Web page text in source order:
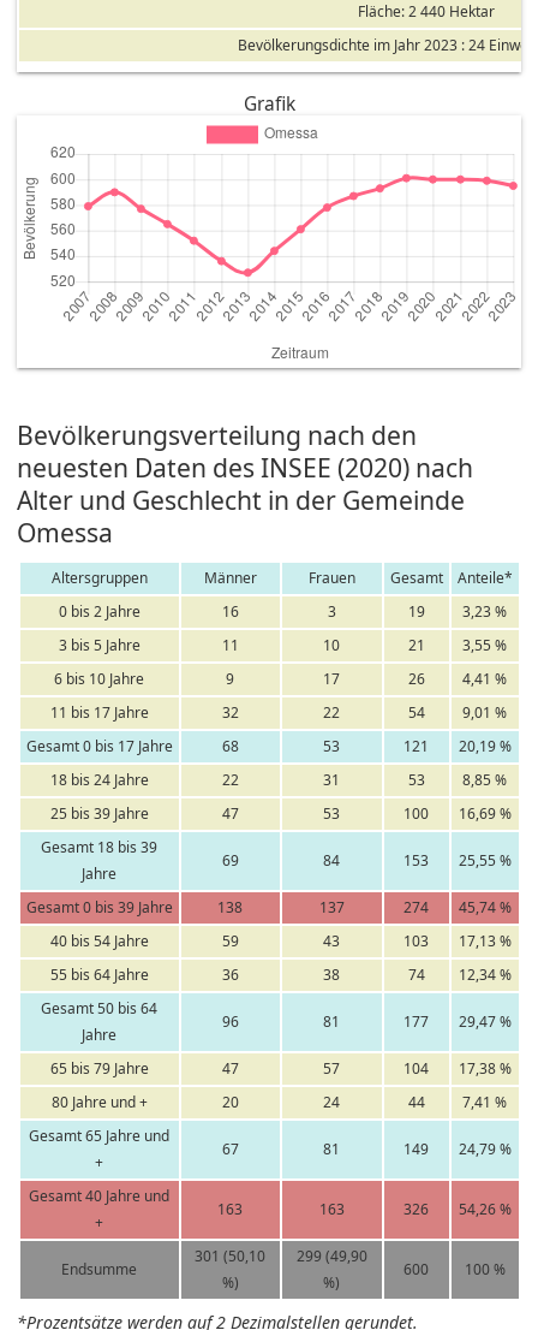
Fläche: 2 440 Hektar
Bevölkerungsdichte im Jahr 2023 : 24
Grafik
Bevölkerungsverteilung nach den
neuesten Daten des INSEE (2020) nach
Alter und Geschlecht in der Gemeinde
Omessa
Altersgruppen Männer Frauen Gesamt
Anteile*
0 bis 2 Jahre
16 3 19
3,23 %
3 bis 5 Jahre
11 10 21
3,55 %
6 bis 10 Jahre
9 17 26
4,41 %
11 bis 17 Jahre
32 22 54
9,01 %
Gesamt 0 bis 17 Jahre
68 53 121
20,19 %
18 bis 24 Jahre
22 31 53
8,85 %
25 bis 39 Jahre
47 53 100
16,69 %
Gesamt 18 bis 39
Jahre
69 84 153 25,55 %
Gesamt 0 bis 39 Jahre 138 137 274
45,74 %
40 bis 54 Jahre
59 43 103
17,13 %
55 bis 64 Jahre
36 38 74
12,34 %
Gesamt 50 bis 64
Jahre
96 81 177 29,47 %
65 bis 79 Jahre 47 57 104
17,38 %
80 Jahre und +
20 24 44
7,41 %
Gesamt 65 Jahre und
+
67 81 149 24,79 %
Gesamt 40 Jahre und
+
163 163 326 54,26 %
Endsumme
301 (50,10
%)
299 (49,90
%)
600 100 %
*Prozentsätze werden auf 2 Dezimalstellen gerundet.